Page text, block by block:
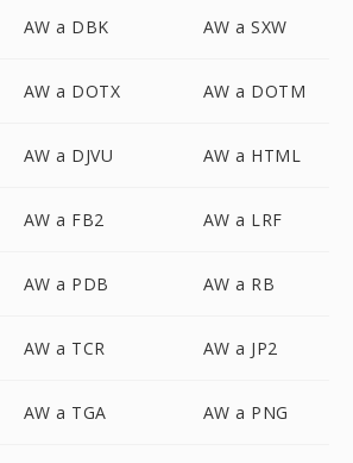
AW a DBK AW a SXW
AW a DOTX AW a DOTM
AW a DJVU AW a HTML
AW a FB2 AW a LRF
AW a PDB AW a RB
AW a TCR AW a JP2
AW a TGA AW a PNG